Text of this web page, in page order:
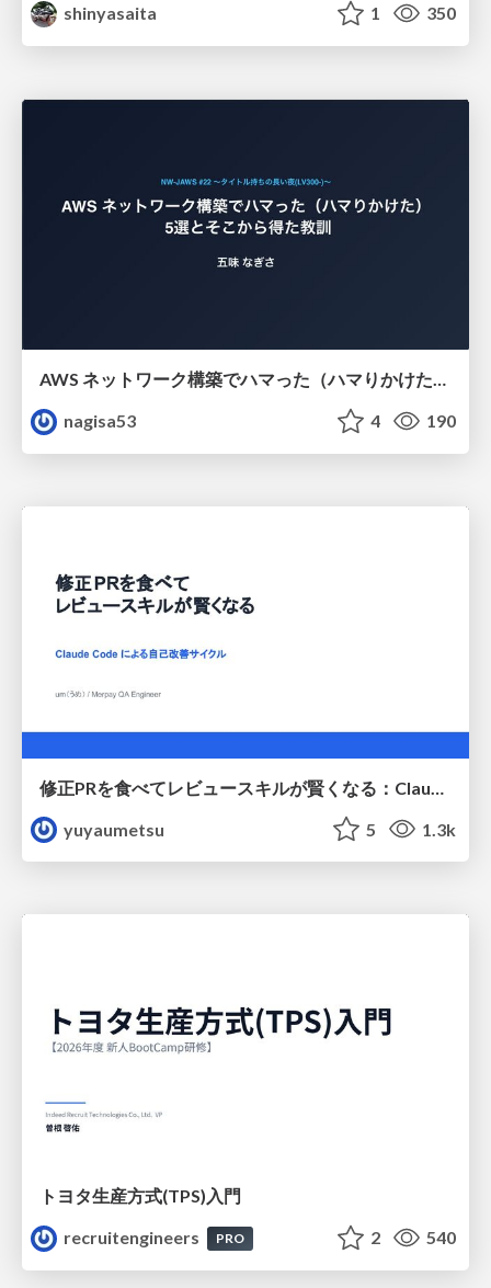
shinyasaita
1 350
AWS ネットワーク構築でハマった（ハマりかけた） 5選とそこから得た教訓
nagisa53
4 190
yuyaumetsu
5 1.3k
トヨタ⽣産⽅式(TPS)⼊⾨
recruitengineers
PRO 2 540